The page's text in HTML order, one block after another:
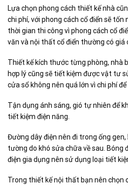
Lựa chọn phong cách thiết kế nhà
chi phí, với phong cách cổ điển sẽ tốn
thời gian thi công vì phong cách cổ
văn và nội thất cổ điển thường có giá
Thiết kế kích thước từng phòng, nhà
hợp lý cũng sẽ tiết kiệm được vật tư
cửa sổ không nên quá lớn vì chi phí
Tận dụng ánh sáng, gió tự nhiên để
tiết kiệm điện năng.
Đường dây điện nên đi trong ống
tường do khó sửa chữa về sau. Bóng
điện gia dụng nên sử dụng loại tiết
Trong thiết kế nội thất bạn nên chọn